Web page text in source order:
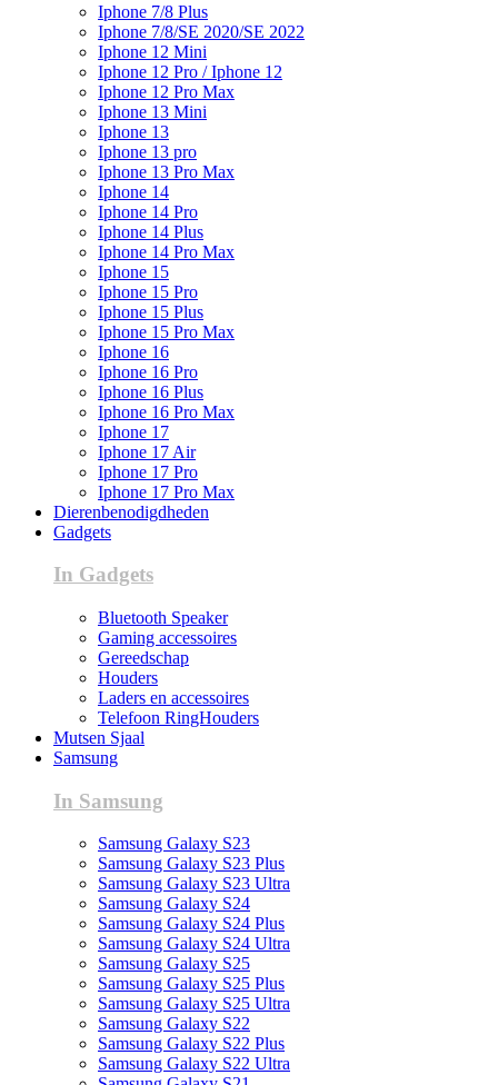
Iphone 7/8 Plus
Iphone 7/8/SE 2020/SE 2022
Iphone 12 Mini
Iphone 12 Pro / Iphone 12
Iphone 12 Pro Max
Iphone 13 Mini
Iphone 13
Iphone 13 pro
Iphone 13 Pro Max
Iphone 14
Iphone 14 Pro
Iphone 14 Plus
Iphone 14 Pro Max
Iphone 15
Iphone 15 Pro
Iphone 15 Plus
Iphone 15 Pro Max
Iphone 16
Iphone 16 Pro
Iphone 16 Plus
Iphone 16 Pro Max
Iphone 17
Iphone 17 Air
Iphone 17 Pro
Iphone 17 Pro Max
Dierenbenodigdheden
Gadgets
In Gadgets
Bluetooth Speaker
Gaming accessoires
Gereedschap
Houders
Laders en accessoires
Telefoon RingHouders
Mutsen Sjaal
Samsung
In Samsung
Samsung Galaxy S23
Samsung Galaxy S23 Plus
Samsung Galaxy S23 Ultra
Samsung Galaxy S24
Samsung Galaxy S24 Plus
Samsung Galaxy S24 Ultra
Samsung Galaxy S25
Samsung Galaxy S25 Plus
Samsung Galaxy S25 Ultra
Samsung Galaxy S22
Samsung Galaxy S22 Plus
Samsung Galaxy S22 Ultra